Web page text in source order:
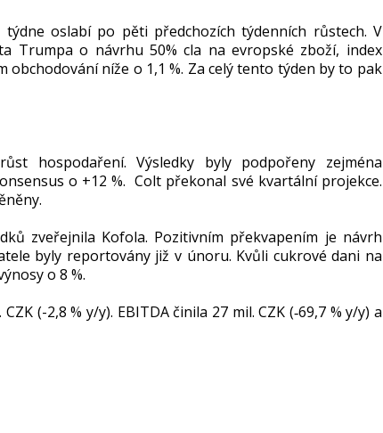
týdne oslabí po pěti předchozích týdenních růstech. V
Trumpa o návrhu 50% cla na evropské zboží, index
obchodování níže o 1,1 %. Za celý tento týden by to pak
hospodaření. Výsledky byly podpořeny zejména
o +12 %. Colt překonal své kvartální projekce.
zveřejnila Kofola. Pozitivním překvapením je návrh
byly reportovány již v únoru. Kvůli cukrové dani na
o 8 %.
(-2,8 % y/y). EBITDA činila 27 mil. CZK (‑69,7 % y/y) a